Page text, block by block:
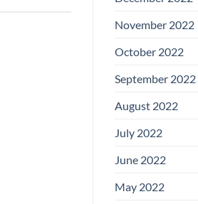
November 2022
October 2022
September 2022
August 2022
July 2022
June 2022
May 2022